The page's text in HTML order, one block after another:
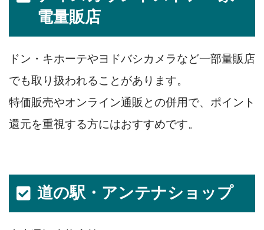
電量販店
ドン・キホーテやヨドバシカメラなど一部量販店
でも取り扱われることがあります。
特価販売やオンライン通販との併用で、ポイント
還元を重視する方にはおすすめです。
道の駅・アンテナショップ